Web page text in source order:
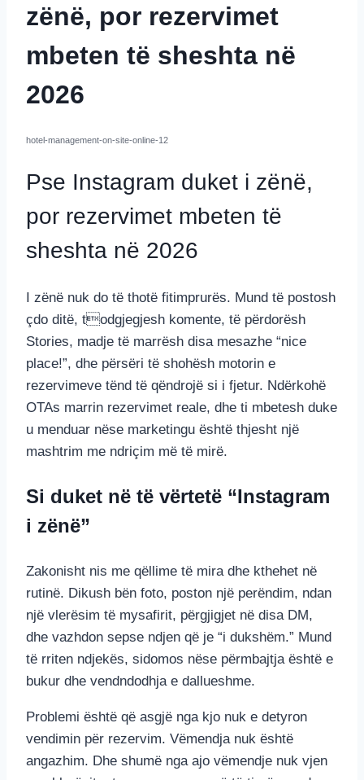
zënë, por rezervimet
mbeten të sheshta në
2026
hotel-management-on-site-online-12
Pse Instagram duket i zënë,
por rezervimet mbeten të
sheshta në 2026
I zënë nuk do të thotë fitimprurës. Mund të postosh
çdo ditë, todgjegjesh komente, të përdorësh
Stories, madje të marrësh disa mesazhe “nice
place!”, dhe përsëri të shohësh motorin e
rezervimeve tënd të qëndrojë si i fjetur. Ndërkohë
OTAs marrin rezervimet reale, dhe ti mbetesh duke
u menduar nëse marketingu është thjesht një
mashtrim me ndriçim më të mirë.
Si duket në të vërtetë “Instagram
i zënë”
Zakonisht nis me qëllime të mira dhe kthehet në
rutinë. Dikush bën foto, poston një perëndim, ndan
një vlerësim të mysafirit, përgjigjet në disa DM,
dhe vazhdon sepse ndjen që je “i dukshëm.” Mund
të rriten ndjekës, sidomos nëse përmbajtja është e
bukur dhe vendndodhja e dallueshme.
Problemi është që asgjë nga kjo nuk e detyron
vendimin për rezervim. Vëmendja nuk është
angazhim. Dhe shumë nga ajo vëmendje nuk vjen